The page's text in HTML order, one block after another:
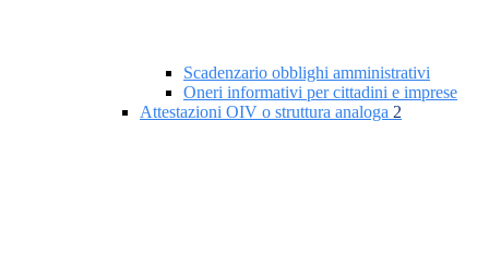
Scadenzario obblighi amministrativi
Oneri informativi per cittadini e imprese
Attestazioni OIV o struttura analoga 2